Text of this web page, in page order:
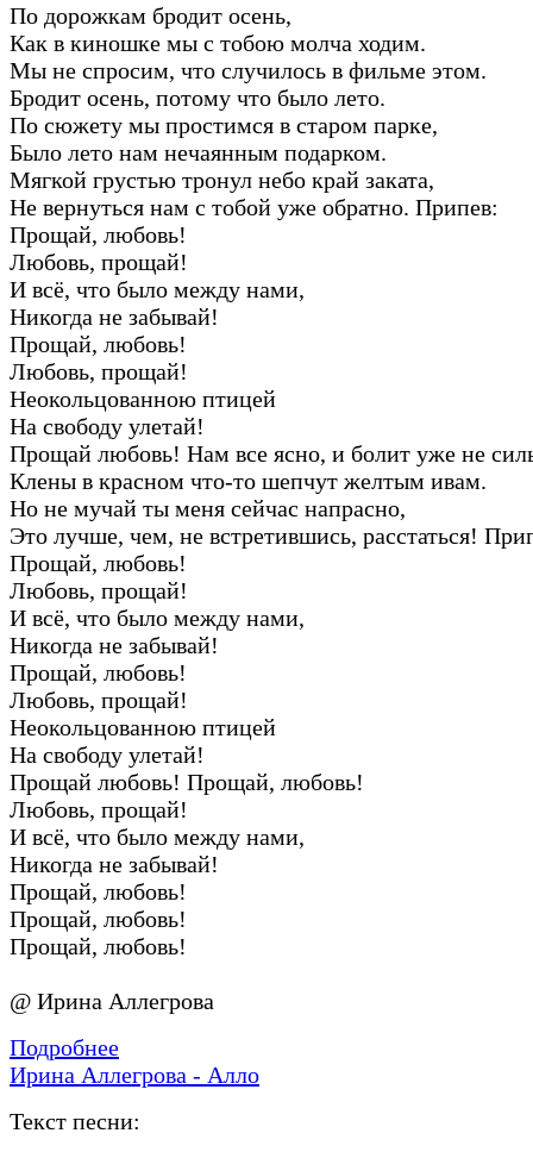
По дорожкам бродит осень,
Как в киношке мы с тобою молча ходим.
Мы не спросим, что случилось в фильме этом.
Бродит осень, потому что было лето.
По сюжету мы простимся в старом парке,
Было лето нам нечаянным подарком.
Мягкой грустью тронул небо край заката,
Не вернуться нам с тобой уже обратно. Припев:
Прощай, любовь!
Любовь, прощай!
И всё, что было между нами,
Никогда не забывай!
Прощай, любовь!
Любовь, прощай!
Неокольцованною птицей
На свободу улетай!
Прощай любовь! Нам все ясно, и болит уже не
Клены в красном что-то шепчут желтым ивам.
Но не мучай ты меня сейчас напрасно,
Это лучше, чем, не встретившись, расстаться!
Прощай, любовь!
Любовь, прощай!
И всё, что было между нами,
Никогда не забывай!
Прощай, любовь!
Любовь, прощай!
Неокольцованною птицей
На свободу улетай!
Прощай любовь! Прощай, любовь!
Любовь, прощай!
И всё, что было между нами,
Никогда не забывай!
Прощай, любовь!
Прощай, любовь!
Прощай, любовь!
@ Ирина Аллегрова
Подробнее
Ирина Аллегрова - Алло
Текст песни: